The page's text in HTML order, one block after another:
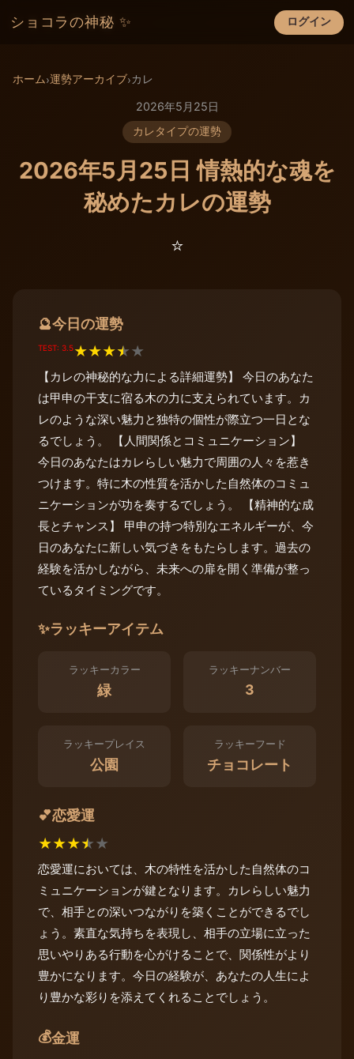
ショコラの神秘 ✨ ログイン
×
ホーム›運勢アーカイブ›カレ
2026年5月25日
カレタイプの運勢
2026年5月25日 情熱的な魂を
秘めたカレの運勢
⭐️
🔮今日の運勢
TEST: 3.5★★★★★
【カレの神秘的な力による詳細運勢】 今日のあなた
は甲申の干支に宿る木の力に支えられています。カ
レのような深い魅力と独特の個性が際立つ一日とな
るでしょう。 【人間関係とコミュニケーション】
今日のあなたはカレらしい魅力で周囲の人々を惹き
つけます。特に木の性質を活かした自然体のコミュ
ニケーションが功を奏するでしょう。 【精神的な成
長とチャンス】 甲申の持つ特別なエネルギーが、今
日のあなたに新しい気づきをもたらします。過去の
経験を活かしながら、未来への扉を開く準備が整っ
ているタイミングです。
✨ラッキーアイテム
ラッキーカラー
緑
ラッキーナンバー
3
ラッキープレイス
公園
ラッキーフード
チョコレート
💕恋愛運
★★★★★
恋愛運においては、木の特性を活かした自然体のコ
ミュニケーションが鍵となります。カレらしい魅力
で、相手との深いつながりを築くことができるでし
ょう。素直な気持ちを表現し、相手の立場に立った
思いやりある行動を心がけることで、関係性がより
豊かになります。今日の経験が、あなたの人生によ
り豊かな彩りを添えてくれることでしょう。
💰金運